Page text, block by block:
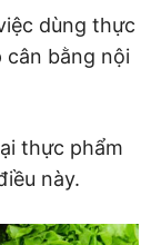
dùng thực
cân bằng nội
thực phẩm
này.